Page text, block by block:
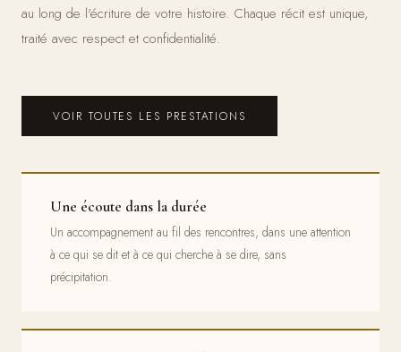
au long de l'écriture de votre histoire. Chaque récit est unique,
traité avec respect et confidentialité.
VOIR TOUTES LES PRESTATIONS
Une écoute dans la durée
Un accompagnement au fil des rencontres, dans une attention
à ce qui se dit et à ce qui cherche à se dire, sans
précipitation.